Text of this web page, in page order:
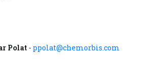
Polat - ppolat@chemorbis.com